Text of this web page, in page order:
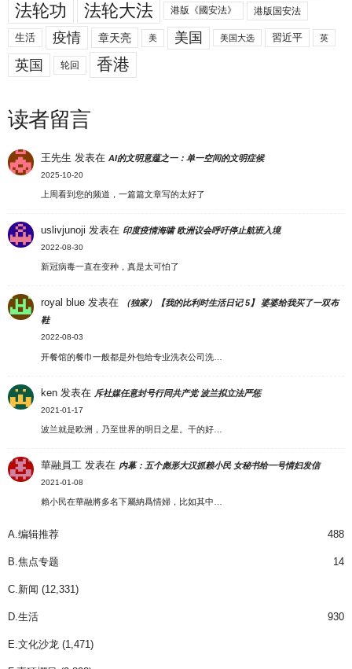
法轮功 法轮大法 港版《國安法》 港版国安法
生活 疫情 章天亮 美 美国 美国大选 習近平 英
英国 轮回 香港
读者留言
王先生 发表在AI的文明意蕴之一：单一空间的文明症候
2025-10-20
上周看到您的频道，一篇篇文章写的太好了
uslivjunoji 发表在 印度疫情海啸 欧洲议会呼吁停止航班入境
2022-08-30
新冠病毒一直在变种，真是太可怕了
royal blue 发表在
（独家）【我的比利时生活日记 5】 婆婆给我买了一双布
鞋
2022-08-03
开餐馆的餐巾一般都是外包给专业洗衣公司洗…
ken 发表在 斥社媒任意封号行同共产党 波兰拟立法严惩
2021-01-17
波兰就是欧洲，乃至世界的明日之星。干的好…
華融員工 发表在 内幕：五个彪形大汉抓赖小民 女秘书给一号情妇发信
2021-01-08
賴小民在華融將多名下屬納爲情婦，比如其中…
A.编辑推荐 488
B.焦点专题 14
C.新闻 (12,331)
D.生活 930
E.文化沙龙 (1,471)